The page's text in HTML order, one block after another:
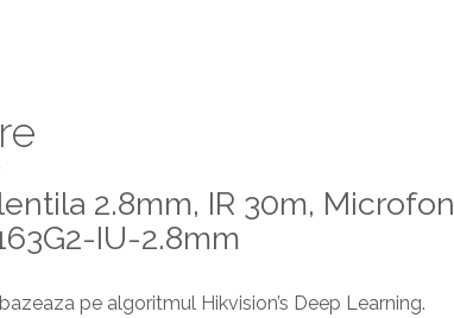
2.8mm, IR 30m, Microfon
IU-2.8mm
pe algoritmul Hikvision’s Deep Learning.